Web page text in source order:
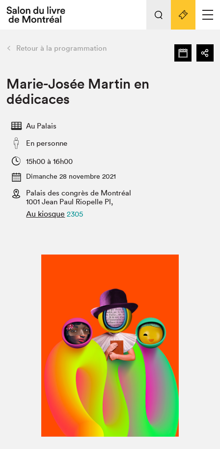
Espace exposant⋅e⋅s
Espace enseignant·e·s
L'événement
Préparer sa visite au Salon
SLM PRO
retour Nos activités
Préparer sa visite
Salon au Palais
Salon dans la ville et en ligne
Projets partenaires
Liens pratiques
Retour à la programmation
Marie-Josée Martin en
dédicaces
Au Palais
En personne
15h00 à 16h00
Dimanche 28 novembre 2021
Palais des congrès de Montréal
1001 Jean Paul Riopelle Pl,
Au kiosque 2305